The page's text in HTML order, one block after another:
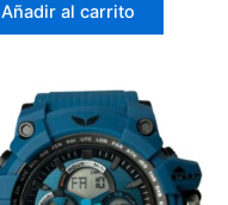
Añadir al carrito